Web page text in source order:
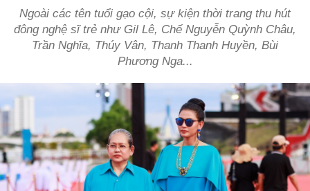
Ngoài các tên tuổi gạo cội, sự kiện thời trang thu hút
đông nghệ sĩ trẻ như Gil Lê, Chế Nguyễn Quỳnh Châu,
Trần Nghĩa, Thúy Vân, Thanh Thanh Huyền, Bùi
Phương Nga...